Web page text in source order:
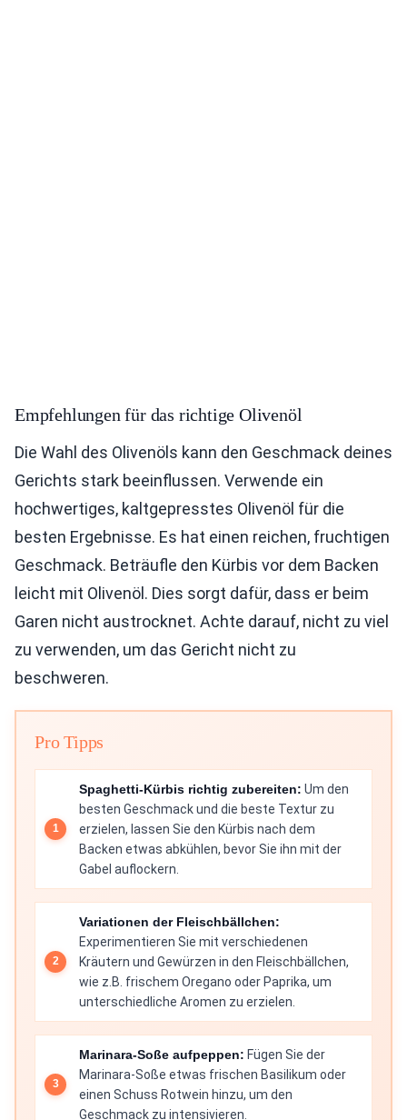
Empfehlungen für das richtige Olivenöl
Die Wahl des Olivenöls kann den Geschmack deines
Gerichts stark beeinflussen. Verwende ein
hochwertiges, kaltgepresstes Olivenöl für die
besten Ergebnisse. Es hat einen reichen, fruchtigen
Geschmack. Beträufle den Kürbis vor dem Backen
leicht mit Olivenöl. Dies sorgt dafür, dass er beim
Garen nicht austrocknet. Achte darauf, nicht zu viel
zu verwenden, um das Gericht nicht zu
beschweren.
Pro Tipps
Spaghetti-Kürbis richtig zubereiten: Um den
besten Geschmack und die beste Textur zu
erzielen, lassen Sie den Kürbis nach dem
Backen etwas abkühlen, bevor Sie ihn mit der
Gabel auflockern.
Variationen der Fleischbällchen:
Experimentieren Sie mit verschiedenen
Kräutern und Gewürzen in den Fleischbällchen,
wie z.B. frischem Oregano oder Paprika, um
unterschiedliche Aromen zu erzielen.
Marinara-Soße aufpeppen: Fügen Sie der
Marinara-Soße etwas frischen Basilikum oder
einen Schuss Rotwein hinzu, um den
Geschmack zu intensivieren.